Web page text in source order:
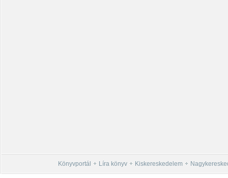
Könyvportál Líra könyv Kiskereskedelem